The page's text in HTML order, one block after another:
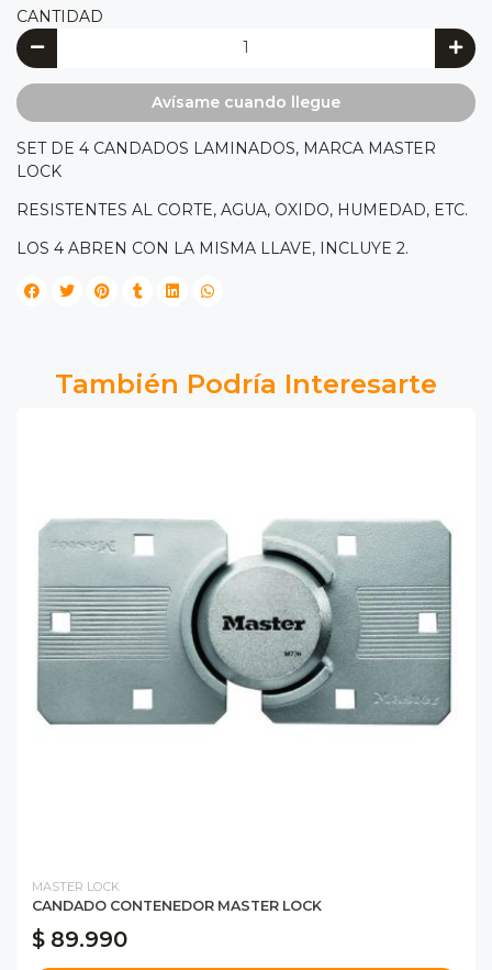
CANTIDAD
Avísame cuando llegue
SET DE 4 CANDADOS LAMINADOS, MARCA MASTER
LOCK
RESISTENTES AL CORTE, AGUA, OXIDO, HUMEDAD, ETC.
LOS 4 ABREN CON LA MISMA LLAVE, INCLUYE 2.
También Podría Interesarte
MASTER LOCK
CANDADO CONTENEDOR MASTER LOCK
$ 89.990